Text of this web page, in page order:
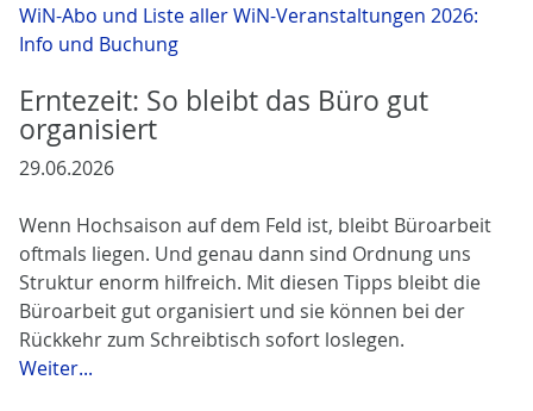
WiN-Abo und Liste aller WiN-Veranstaltungen 2026:
Info und Buchung
Erntezeit: So bleibt das Büro gut
organisiert
29.06.2026
Wenn Hochsaison auf dem Feld ist, bleibt Büroarbeit
oftmals liegen. Und genau dann sind Ordnung uns
Struktur enorm hilfreich. Mit diesen Tipps bleibt die
Büroarbeit gut organisiert und sie können bei der
Rückkehr zum Schreibtisch sofort loslegen.
Weiter...